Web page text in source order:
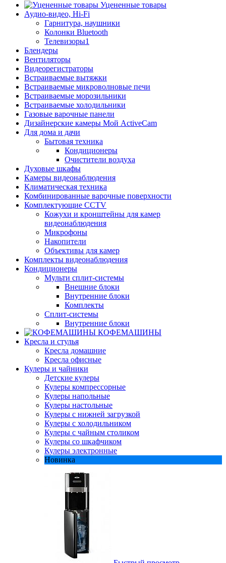
Уцененные товары
Аудио-видео, Hi-Fi
Гарнитура, наушники
Колонки Bluetooth
Телевизоры1
Блендеры
Вентиляторы
Видеорегистраторы
Встраиваемые вытяжки
Встраиваемые микроволновые печи
Встраиваемые морозильники
Встраиваемые холодильники
Газовые варочные панели
Дизайнерские камеры Мой ActiveCam
Для дома и дачи
Бытовая техника
Кондиционеры
Очистители воздуха
Духовые шкафы
Камеры видеонаблюдения
Климатическая техника
Комбинированные варочные поверхности
Комплектующие CCTV
Кожухи и кронштейны для камер
видеонаблюдения
Микрофоны
Накопители
Объективы для камер
Комплекты видеонаблюдения
Кондиционеры
Мульти сплит-системы
Внешние блоки
Внутренние блоки
Комплекты
Сплит-системы
Внутренние блоки
КОФЕМАШИНЫ
Кресла и стулья
Кресла домашние
Кресла офисные
Кулеры и чайники
Детские кулеры
Кулеры компрессорные
Кулеры напольные
Кулеры настольные
Кулеры с нижней загрузкой
Кулеры с холодильником
Кулеры с чайным столиком
Кулеры со шкафчиком
Кулеры электронные
Новинка